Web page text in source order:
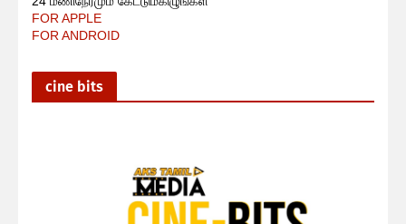
FOR APPLE
FOR ANDROID
cine bits